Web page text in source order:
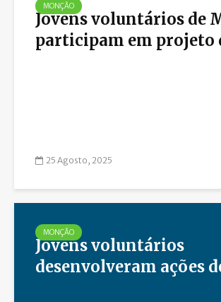
MONÇÃO
Jovens voluntários de
participam em projeto
25 Agosto, 2025
MONÇÃO
Jovens voluntários
desenvolveram ações